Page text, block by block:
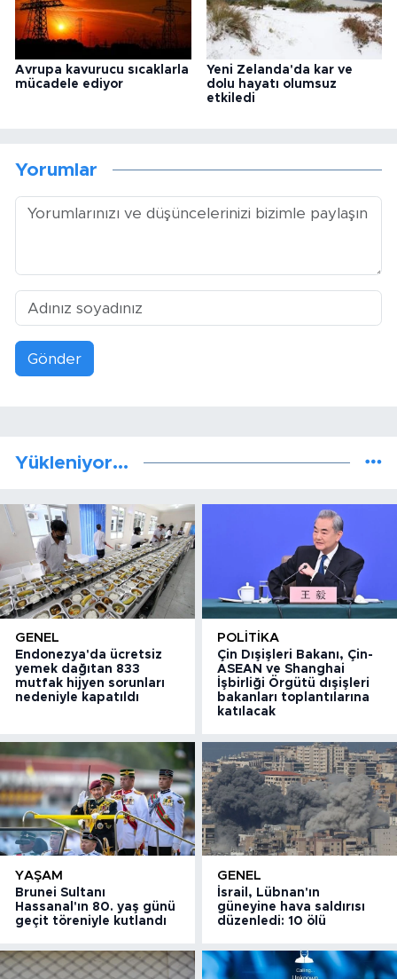
Avrupa kavurucu sıcaklarla
mücadele ediyor
Yeni Zelanda'da kar ve
dolu hayatı olumsuz
etkiledi
Yorumlar
Gönder
Yükleniyor...
GENEL
Endonezya'da ücretsiz
yemek dağıtan 833
mutfak hijyen sorunları
nedeniyle kapatıldı
POLITIKA
Çin Dışişleri Bakanı, Çin-
ASEAN ve Shanghai
İşbirliği Örgütü dışişleri
bakanları toplantılarına
katılacak
YAŞAM
Brunei Sultanı
Hassanal'ın 80. yaş günü
geçit töreniyle kutlandı
GENEL
İsrail, Lübnan'ın
güneyine hava saldırısı
düzenledi: 10 ölü